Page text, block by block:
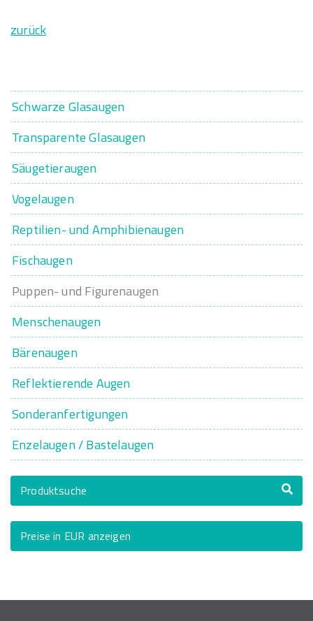
zurück
Schwarze Glasaugen
Transparente Glasaugen
Säugetieraugen
Vogelaugen
Reptilien- und Amphibienaugen
Fischaugen
Puppen- und Figurenaugen
Menschenaugen
Bärenaugen
Reflektierende Augen
Sonderanfertigungen
Enzelaugen / Bastelaugen
Produktsuche
Preise in EUR anzeigen